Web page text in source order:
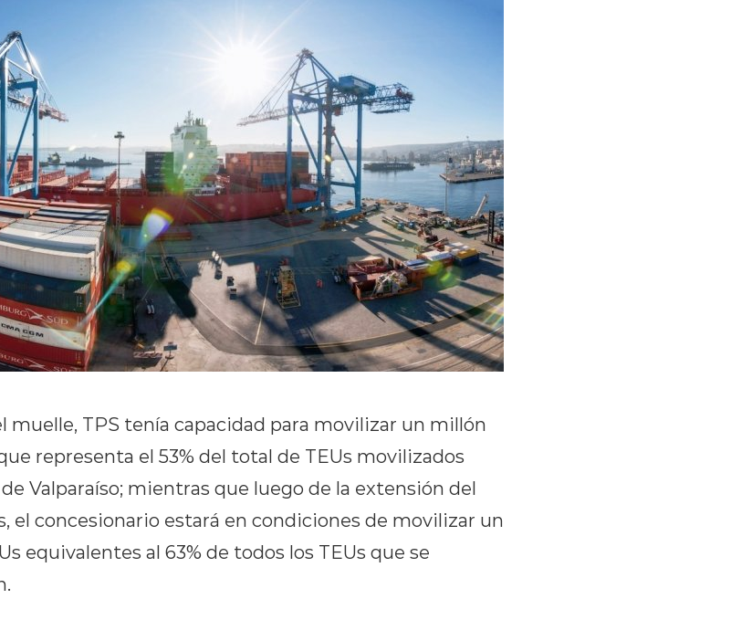
muelle, TPS tenía capacidad para movilizar un millón
representa el 53% del total de TEUs movilizados
Valparaíso; mientras que luego de la extensión del
el concesionario estará en condiciones de movilizar un
equivalentes al 63% de todos los TEUs que se